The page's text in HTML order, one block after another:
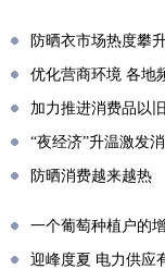
防晒衣市场热度攀
优化营商环境 各地
加力推进消费品以
“夜经济”升温激发
防晒消费越来越热
一个葡萄种植户的
迎峰度夏 电力供应